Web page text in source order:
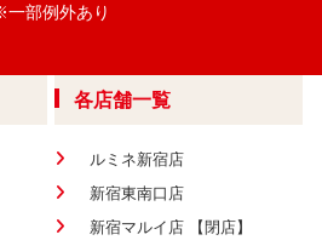
一部例外あり
各店舗一覧
ルミネ新宿店
新宿東南口店
新宿マルイ店 【閉店】